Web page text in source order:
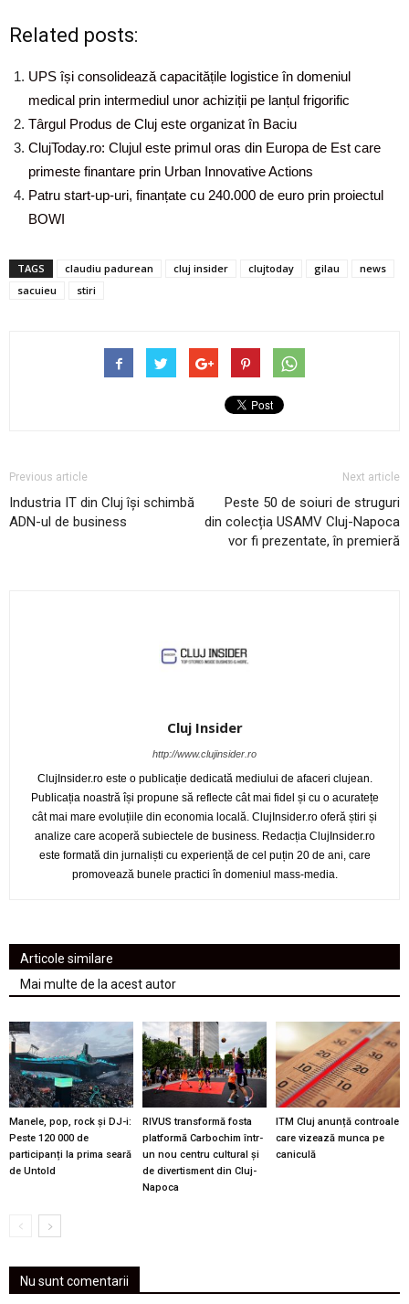
Related posts:
UPS își consolidează capacitățile logistice în domeniul
medical prin intermediul unor achiziții pe lanțul frigorific
Târgul Produs de Cluj este organizat în Baciu
ClujToday.ro: Clujul este primul oras din Europa de Est care
primeste finantare prin Urban Innovative Actions
Patru start-up-uri, finanțate cu 240.000 de euro prin proiectul
BOWI
TAGS claudiu padurean cluj insider clujtoday gilau
news
sacuieu
stiri
Previous article
Industria IT din Cluj își schimbă
ADN-ul de business
Next article
Peste 50 de soiuri de struguri
din colecția USAMV Cluj-Napoca
vor fi prezentate, în premieră
Cluj Insider
http://www.clujinsider.ro
ClujInsider.ro este o publicație dedicată mediului de afaceri clujean.
Publicația noastră își propune să reflecte cât mai fidel și cu o acuratețe
cât mai mare evoluțiile din economia locală. ClujInsider.ro oferă știri și
analize care acoperă subiectele de business. Redacția ClujInsider.ro
este formată din jurnaliști cu experiență de cel puțin 20 de ani, care
promovează bunele practici în domeniul mass-media.
Articole similare
Mai multe de la acest autor
Manele, pop, rock și DJ-i:
Peste 120 000 de
participanți la prima seară
de Untold
RIVUS transformă fosta
platformă Carbochim într-
un nou centru cultural și
de divertisment din Cluj-
Napoca
ITM Cluj anunță controale
care vizează munca pe
caniculă
Nu sunt comentarii